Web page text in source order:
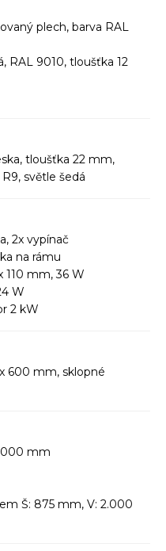
plech, barva RAL
RAL 9010, tloušťka 12
tloušťka 22 mm,
světle šedá
2x vypínač
na rámu
110 mm, 36 W
W
2 kW
600 mm, sklopné
mm
Š: 875 mm, V: 2.000